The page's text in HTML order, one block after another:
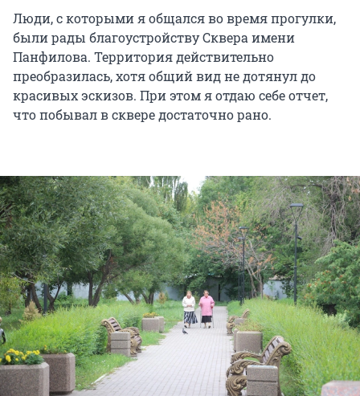
Люди, с которыми я общался во время прогулки,
были рады благоустройству Сквера имени
Панфилова. Территория действительно
преобразилась, хотя общий вид не дотянул до
красивых эскизов. При этом я отдаю себе отчет,
что побывал в сквере достаточно рано.